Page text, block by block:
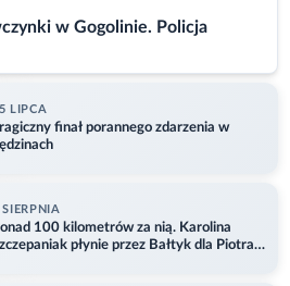
w Gogolinie. Policja
LIPCA
finał porannego zdarzenia w
100 kilometrów za nią. Karolina
płynie przez Bałtyk dla Piotra.